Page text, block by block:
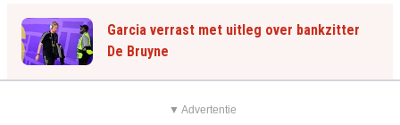
Garcia verrast met uitleg over bankzitter
De Bruyne
▼ Advertentie